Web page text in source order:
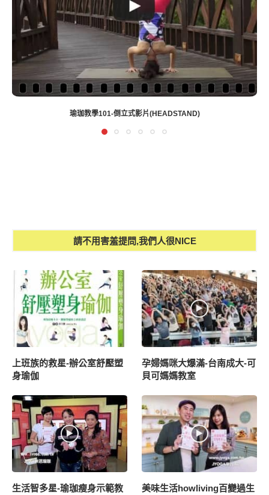
瑜珈教學101-倒立式影片(HEADSTAND)
請不用害羞提問,我們人很NICE
上班族的救星-辦公室舒壓塑
身瑜伽
孕婦媽咪大爆滿-台南成大-可
貝可媽媽教室
生活智多星-瑜珈瘦身示範教
美味生活howliving百變過生